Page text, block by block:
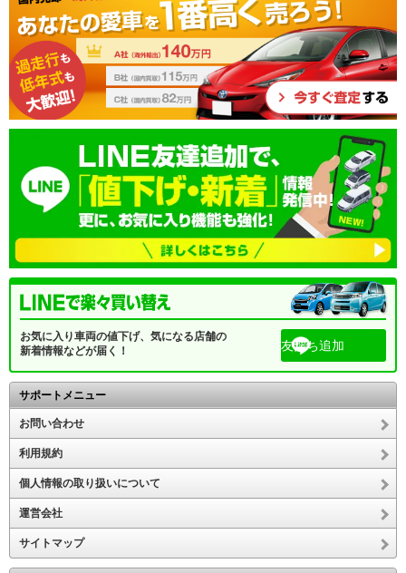
お気に入り車両の値下げ、気になる店舗の
新着情報などが届く！
友だち追加
サポートメニュー
お問い合わせ
利用規約
個人情報の取り扱いについて
運営会社
サイトマップ